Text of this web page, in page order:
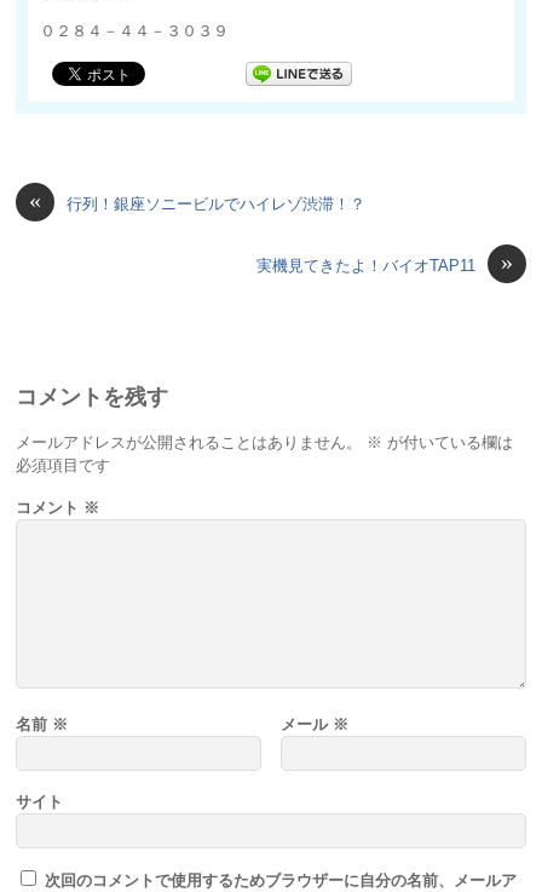
０２８４－４４－３０３９
« 行列！銀座ソニービルでハイレゾ渋滞！？
»
実機見てきたよ！バイオTAP11
コメントを残す
メールアドレスが公開されることはありません。 ※ が付いている欄は
必須項目です
コメント ※
名前 ※ メール ※
サイト
次回のコメントで使用するためブラウザーに自分の名前、メールア